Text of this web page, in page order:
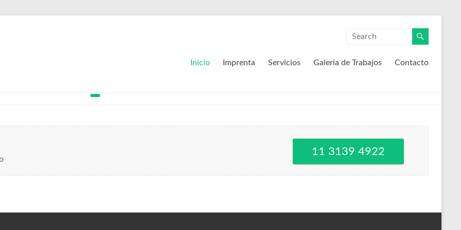
Inicio Imprenta Servicios Galeria de Trabajos Contacto